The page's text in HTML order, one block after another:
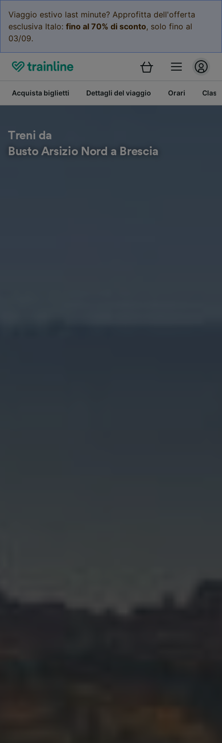
Viaggio estivo last minute? Approfitta dell'offerta
esclusiva Italo: fino al 70% di sconto, solo fino al
03/09.
Acquista biglietti Dettagli del viaggio Orari
Treni da
Busto Arsizio Nord a Brescia